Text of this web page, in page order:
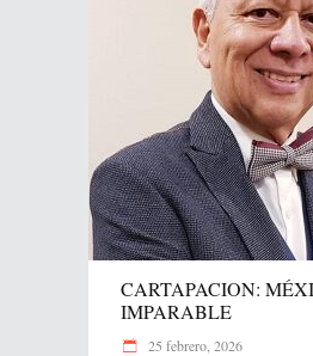
CARTAPACION:
IMPARABLE
25 febrero, 2026